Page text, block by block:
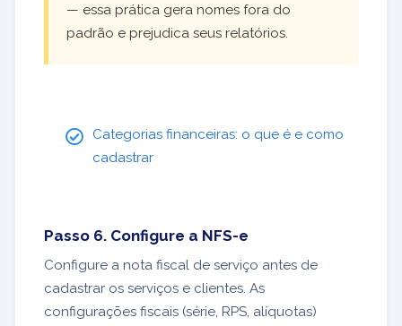
— essa prática gera nomes fora do
padrão e prejudica seus relatórios.
Categorias financeiras: o que é e como
cadastrar
Passo 6. Configure a NFS-e
Configure a nota fiscal de serviço antes de
cadastrar os serviços e clientes. As
configurações fiscais (série, RPS, alíquotas)